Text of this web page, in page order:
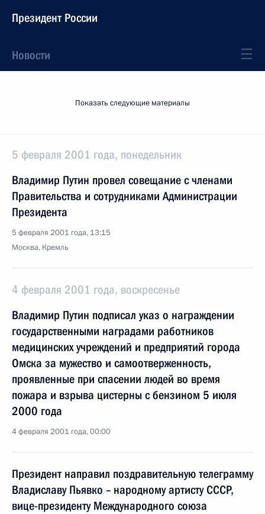
Президент России
Новости
Показать следующие материалы
5 февраля 2001 года, понедельник
Владимир Путин провел совещание с членами
Правительства и сотрудниками Администрации
Президента
5 февраля 2001 года, 13:15
Москва, Кремль
4 февраля 2001 года, воскресенье
Владимир Путин подписал указ о награждении
государственными наградами работников
медицинских учреждений и предприятий города
Омска за мужество и самоотверженность,
проявленные при спасении людей во время
пожара и взрыва цистерны с бензином 5 июля
2000 года
4 февраля 2001 года, 00:00
Президент направил поздравительную телеграмму
Владиславу Пьявко – народному артисту СССР,
вице-президенту Международного союза